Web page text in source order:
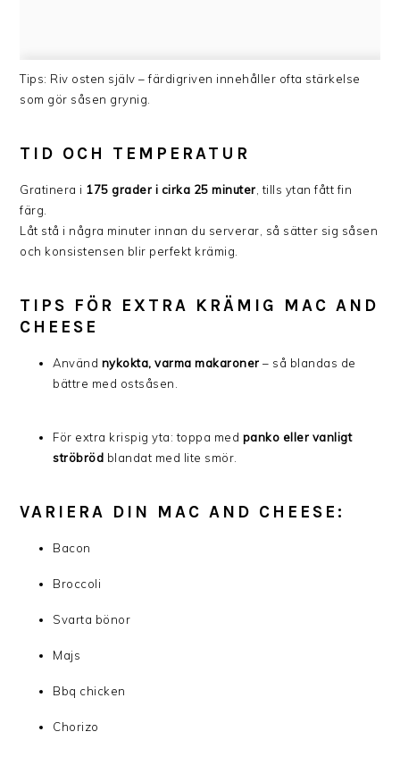
Tips: Riv osten själv – färdigriven innehåller ofta stärkelse
som gör såsen grynig.
TID OCH TEMPERATUR
Gratinera i 175 grader i cirka 25 minuter, tills ytan fått fin
färg.
Låt stå i några minuter innan du serverar, så sätter sig såsen
och konsistensen blir perfekt krämig.
TIPS FÖR EXTRA KRÄMIG MAC AND
CHEESE
Använd nykokta, varma makaroner – så blandas de
bättre med ostsåsen.
För extra krispig yta: toppa med panko eller vanligt
ströbröd blandat med lite smör.
VARIERA DIN MAC AND CHEESE:
Bacon
Broccoli
Svarta bönor
Majs
Bbq chicken
Chorizo